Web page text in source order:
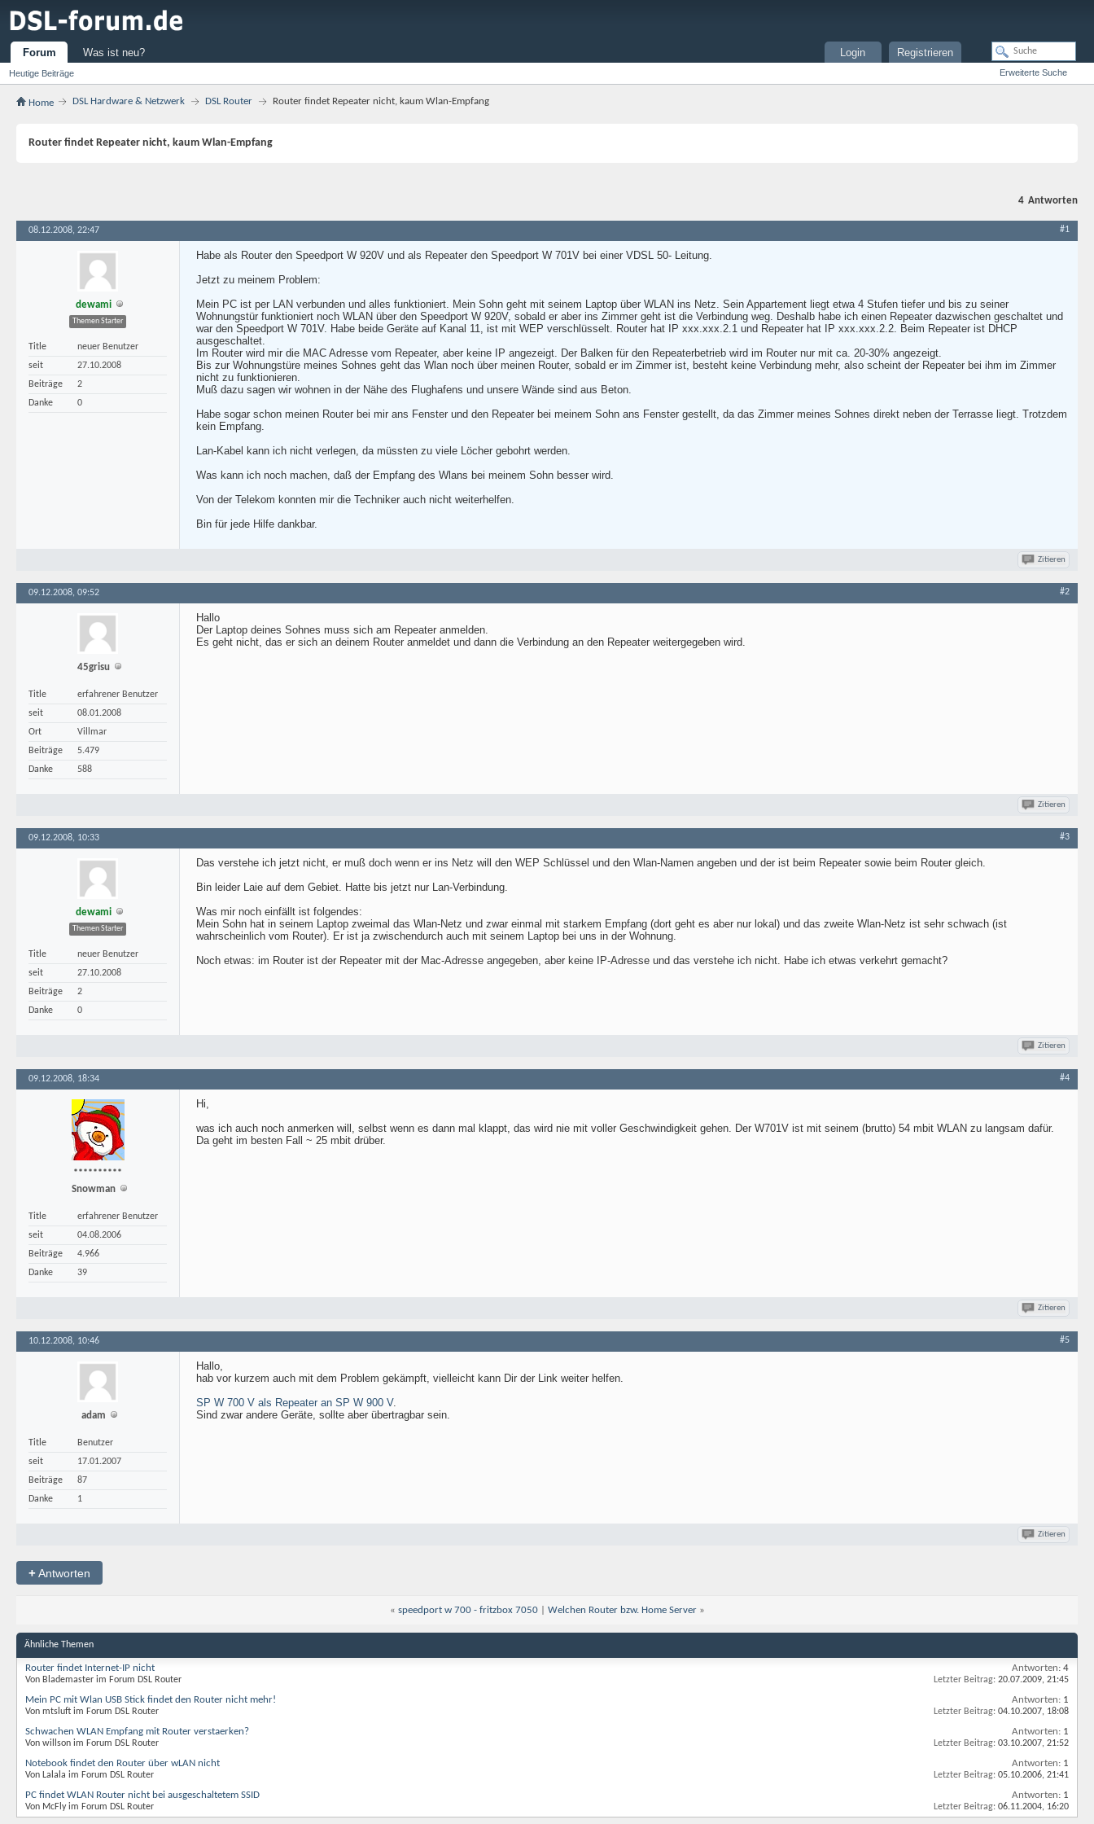
Forum
Heutige Beiträge
Was ist neu? Registrieren
Login
Erweiterte Suche
Home DSL Hardware & Netzwerk DSL Router Router findet Repeater nicht, kaum Wlan-Empfang
Router findet Repeater nicht, kaum Wlan-Empfang
4 Antworten
08.12.2008, 22:47 #1
dewami
Themen Starter
Title
neuer Benutzer
seit
27.10.2008
Beiträge
2
Danke
0
Habe als Router den Speedport W 920V und als Repeater den Speedport W 701V bei einer VDSL 50- Leitung.
Jetzt zu meinem Problem:
Mein PC ist per LAN verbunden und alles funktioniert. Mein Sohn geht mit seinem Laptop über WLAN ins Netz. Sein Appartement liegt etwa 4 Stufen tiefer und bis zu seiner
Wohnungstür funktioniert noch WLAN über den Speedport W 920V, sobald er aber ins Zimmer geht ist die Verbindung weg. Deshalb habe ich einen Repeater dazwischen geschaltet und
war den Speedport W 701V. Habe beide Geräte auf Kanal 11, ist mit WEP verschlüsselt. Router hat IP xxx.xxx.2.1 und Repeater hat IP xxx.xxx.2.2. Beim Repeater ist DHCP
ausgeschaltet.
Im Router wird mir die MAC Adresse vom Repeater, aber keine IP angezeigt. Der Balken für den Repeaterbetrieb wird im Router nur mit ca. 20-30% angezeigt.
Bis zur Wohnungstüre meines Sohnes geht das Wlan noch über meinen Router, sobald er im Zimmer ist, besteht keine Verbindung mehr, also scheint der Repeater bei ihm im Zimmer
nicht zu funktionieren.
Muß dazu sagen wir wohnen in der Nähe des Flughafens und unsere Wände sind aus Beton.
Habe sogar schon meinen Router bei mir ans Fenster und den Repeater bei meinem Sohn ans Fenster gestellt, da das Zimmer meines Sohnes direkt neben der Terrasse liegt. Trotzdem
kein Empfang.
Lan-Kabel kann ich nicht verlegen, da müssten zu viele Löcher gebohrt werden.
Was kann ich noch machen, daß der Empfang des Wlans bei meinem Sohn besser wird.
Von der Telekom konnten mir die Techniker auch nicht weiterhelfen.
Bin für jede Hilfe dankbar.
Zitieren
09.12.2008, 09:52 #2
45grisu
Title
erfahrener Benutzer
seit
08.01.2008
Ort
Villmar
Beiträge
5.479
Danke
588
Hallo
Der Laptop deines Sohnes muss sich am Repeater anmelden.
Es geht nicht, das er sich an deinem Router anmeldet und dann die Verbindung an den Repeater weitergegeben wird.
Zitieren
09.12.2008, 10:33 #3
dewami
Themen Starter
Title
neuer Benutzer
seit
27.10.2008
Beiträge
2
Danke
0
Das verstehe ich jetzt nicht, er muß doch wenn er ins Netz will den WEP Schlüssel und den Wlan-Namen angeben und der ist beim Repeater sowie beim Router gleich.
Bin leider Laie auf dem Gebiet. Hatte bis jetzt nur Lan-Verbindung.
Was mir noch einfällt ist folgendes:
Mein Sohn hat in seinem Laptop zweimal das Wlan-Netz und zwar einmal mit starkem Empfang (dort geht es aber nur lokal) und das zweite Wlan-Netz ist sehr schwach (ist
wahrscheinlich vom Router). Er ist ja zwischendurch auch mit seinem Laptop bei uns in der Wohnung.
Noch etwas: im Router ist der Repeater mit der Mac-Adresse angegeben, aber keine IP-Adresse und das verstehe ich nicht. Habe ich etwas verkehrt gemacht?
Zitieren
09.12.2008, 18:34 #4
**********
Snowman
Title
erfahrener Benutzer
seit
04.08.2006
Beiträge
4.966
Danke
39
Hi,
was ich auch noch anmerken will, selbst wenn es dann mal klappt, das wird nie mit voller Geschwindigkeit gehen. Der W701V ist mit seinem (brutto) 54 mbit WLAN zu langsam dafür.
Da geht im besten Fall ~ 25 mbit drüber.
Zitieren
10.12.2008, 10:46 #5
adam
Title
Benutzer
seit
17.01.2007
Beiträge
87
Danke
1
Hallo,
hab vor kurzem auch mit dem Problem gekämpft, vielleicht kann Dir der Link weiter helfen.
SP W 700 V als Repeater an SP W 900 V.
Sind zwar andere Geräte, sollte aber übertragbar sein.
Zitieren
+Antworten
« speedport w 700 - fritzbox 7050| Welchen Router bzw. Home Server »
Ähnliche Themen
Router findet Internet-IP nicht
Von Blademaster im Forum DSL Router
Antworten: 4
Letzter Beitrag: 20.07.2009, 21:45
Mein PC mit Wlan USB Stick findet den Router nicht mehr!
Von mtsluft im Forum DSL Router
Antworten: 1
Letzter Beitrag: 04.10.2007, 18:08
Schwachen WLAN Empfang mit Router verstaerken?
Von willson im Forum DSL Router
Antworten: 1
Letzter Beitrag: 03.10.2007, 21:52
Notebook findet den Router über wLAN nicht
Von Lalala im Forum DSL Router
Antworten: 1
Letzter Beitrag: 05.10.2006, 21:41
PC findet WLAN Router nicht bei ausgeschaltetem SSID
Von McFly im Forum DSL Router
Antworten: 1
Letzter Beitrag: 06.11.2004, 16:20